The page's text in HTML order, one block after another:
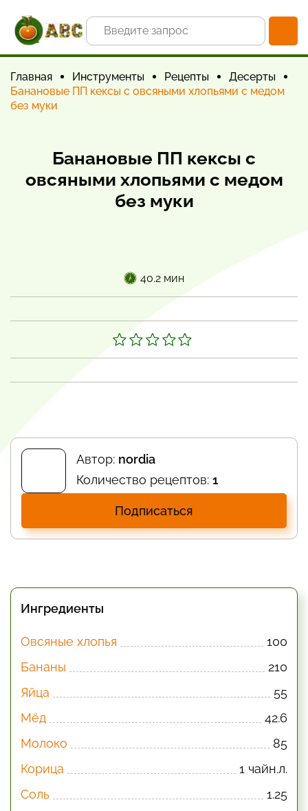
Главная Инструменты Рецепты
Десерты
Банановые ПП кексы с овсяными хлопьями с медом
без муки
Банановые ПП кексы с
овсяными хлопьями с медом
без муки
40.2 мин
Автор: nordia
Количество рецептов: 1
Подписаться
Ингредиенты
Овсяные хлопья
100
Бананы
210
Яйца
55
Мёд
42.6
Молоко
85
Корица
1 чайн.л.
Соль
1.25